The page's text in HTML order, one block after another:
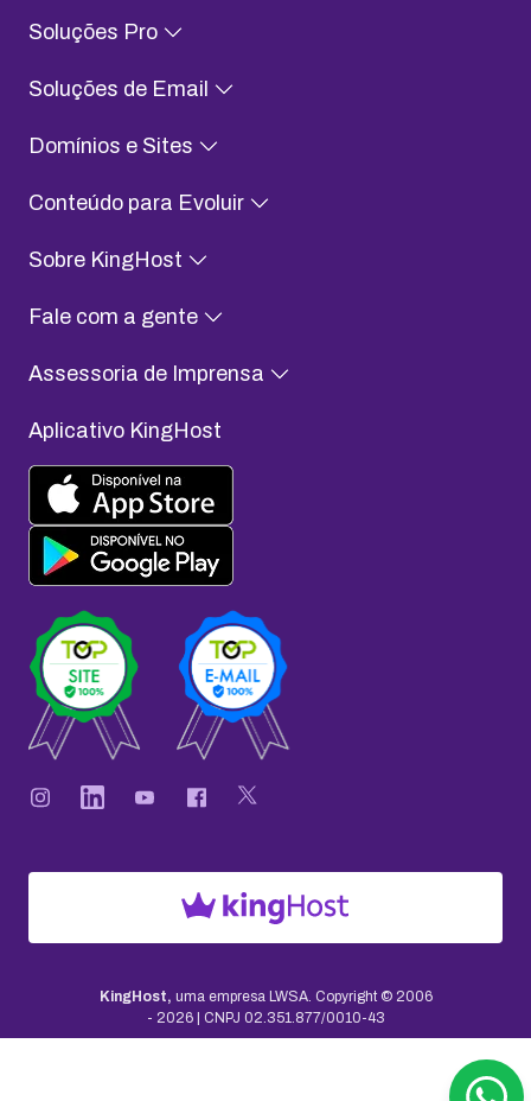
Soluções Pro
Soluções de Email
Domínios e Sites
Conteúdo para Evoluir
Sobre KingHost
Fale com a gente
Assessoria de Imprensa
Aplicativo KingHost
KingHost, uma empresa LWSA. Copyright © 2006
- 2026| CNPJ 02.351.877/0010-43